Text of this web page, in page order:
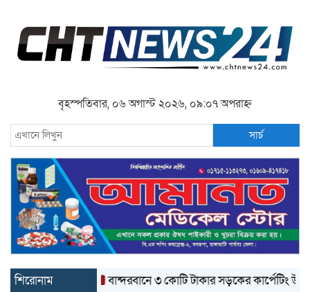
বৃহস্পতিবার, ০৬ অগাস্ট ২০২৬, ০৯:০৭ অপরাহ্ন
সার্চ
শিরোনাম বান্দরবানে ৩ কোটি টাকার সড়কের কার্পেটিং উঠে যাচ্ছে